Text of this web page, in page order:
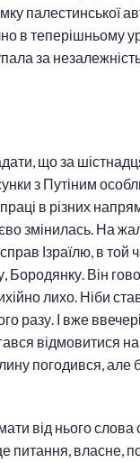
палестинської
в теперішньому
за
що за
з Путіним
в різних
змінилась. На
Ізраїлю, в той
Бородянку. Він
лихо. Ніби
разу. І вже
відмовитися
погодився, але
від нього слова
питання, власне,